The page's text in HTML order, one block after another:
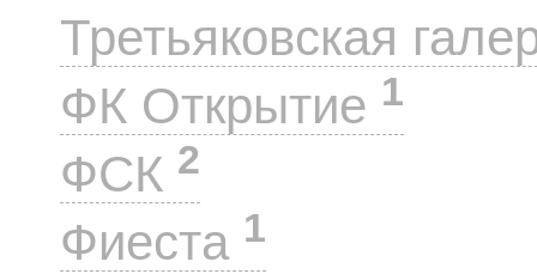
Третьяковская
ФК Открытие 1
ФСК 2
Фиеста 1